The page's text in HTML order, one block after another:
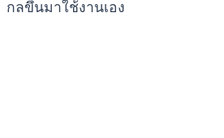
กลขึ้นมาใช้งานเอง